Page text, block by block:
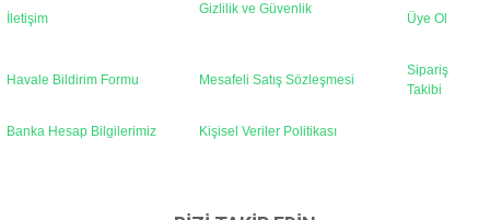
İletişim
Gizlilik ve Güvenlik
Üye Ol
Havale Bildirim Formu Mesafeli Satış Sözleşmesi
Sipariş
Takibi
Banka Hesap Bilgilerimiz Kişisel Veriler Politikası